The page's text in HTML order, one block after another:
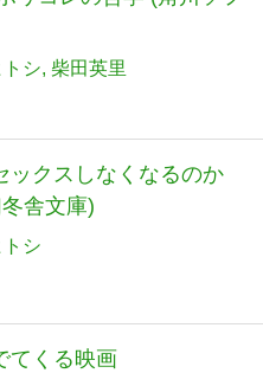
シ 柴田英里
ックスしなくなるのか
舎文庫)
トシ
てくる映画